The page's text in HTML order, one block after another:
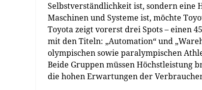
Selbstverständlichkeit ist, sondern eine
Maschinen und Systeme ist, möchte
Toyota zeigt vorerst drei Spots – einen
mit den Titeln: „Automation“ und
olympischen sowie paralympischen
Beide Gruppen müssen Höchstleistung
die hohen Erwartungen der